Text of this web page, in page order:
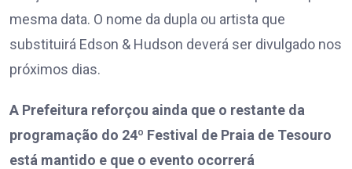
mesma data. O nome da dupla ou artista que
substituirá Edson & Hudson deverá ser divulgado nos
próximos dias.
A Prefeitura reforçou ainda que o restante da
programação do 24º Festival de Praia de Tesouro
está mantido e que o evento ocorrerá